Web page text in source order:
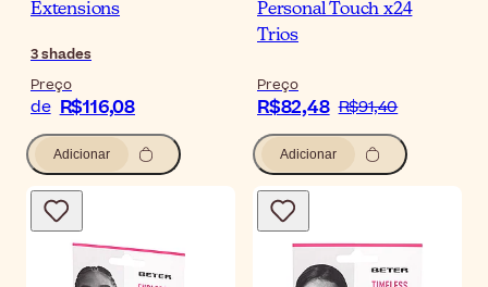
Extensions
3shades
Preço
de R$116,08
Adicionar
Personal Touch x24
Trios
Preço
R$82,48 R$91,40
Adicionar